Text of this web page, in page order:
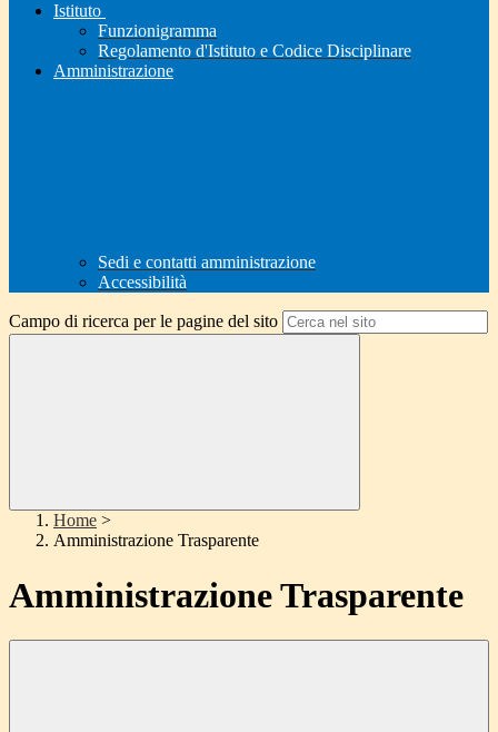
Istituto
Funzionigramma
Regolamento d'Istituto e Codice Disciplinare
Amministrazione
Sedi e contatti amministrazione
Accessibilità
Campo di ricerca per le pagine del sito
Home >
Amministrazione Trasparente
Amministrazione Trasparente